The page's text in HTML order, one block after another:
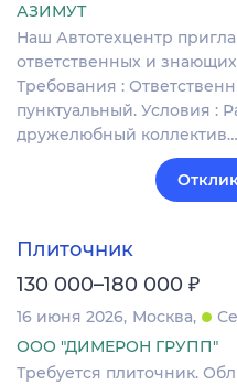
АЗИМУТ
Наш Автотехцентр
ответственных и
Требования :
пунктуальный. Условия :
дружелюбный коллектив…
Плиточник
130 000–180 000 ₽
16 июня 2026 Москва
ООО "ДИМЕРОН ГРУПП"
Требуется плиточник.